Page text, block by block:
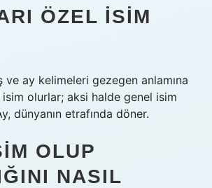
ÖZEL ISIM
ve ay kelimeleri gezegen anlamına
olurlar; aksi halde genel isim
dünyanın etrafında döner.
OLUP
NASIL